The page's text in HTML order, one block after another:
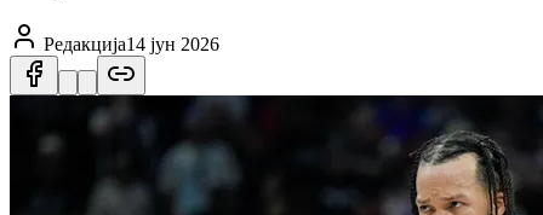
Редакција14 јун 2026